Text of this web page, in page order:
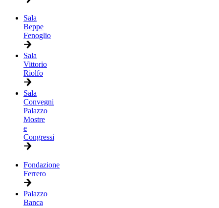
Sala
Beppe
Fenoglio
Sala
Vittorio
Riolfo
Sala
Convegni
Palazzo
Mostre
e
Congressi
Fondazione
Ferrero
Palazzo
Banca